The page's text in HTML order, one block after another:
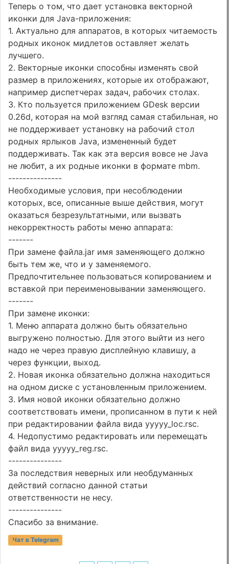
Теперь о том, что дает установка векторной
иконки для Java-приложения:
1. Актуально для аппаратов, в которых читаемость
родных иконок мидлетов оставляет желать
лучшего.
2. Векторные иконки способны изменять свой
размер в приложениях, которые их отображают,
например диспетчерах задач, рабочих столах.
3. Кто пользуется приложением GDesk версии
0.26d, которая на мой взгляд самая стабильная, но
не поддерживает установку на рабочий стол
родных ярлыков Java, измененный будет
поддерживать. Так как эта версия вовсе не Java
не любит, а их родные иконки в формате mbm.
---------------
Необходимые условия, при несоблюдении
которых, все, описанные выше действия, могут
оказаться безрезультатными, или вызвать
некорректность работы меню аппарата:
-------
При замене файла.jar имя заменяющего должно
быть тем же, что и у заменяемого.
Предпочтительнее пользоваться копированием и
вставкой при переименовывании заменяющего.
-------
При замене иконки:
1. Меню аппарата должно быть обязательно
выгружено полностью. Для этого выйти из него
надо не через правую дисплейную клавишу, а
через функции, выход.
2. Новая иконка обязательно должна находиться
на одном диске с установленным приложением.
3. Имя новой иконки обязательно должно
соответствовать имени, прописанном в пути к ней
при редактировании файла вида yyyyy_loc.rsc.
4. Недопустимо редактировать или перемещать
файл вида yyyyy_reg.rsc.
---------------
За последствия неверных или необдуманных
действий согласно данной статьи
ответственности не несу.
---------------
Спасибо за внимание.
Чат в Telegram